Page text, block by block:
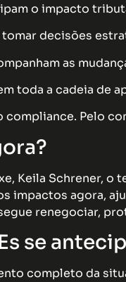
o impacto
decisões
as
toda a cadeia de
compliance. Pelo
Keila Schrener,
impactos agora,
renegociar,
se
completo da